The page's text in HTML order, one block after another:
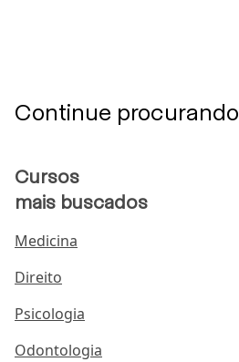
Continue procurando
Cursos
mais buscados
Medicina
Direito
Psicologia
Odontologia